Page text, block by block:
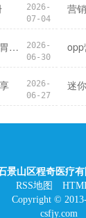
2026-
07-04
健脾胃食谱，着重性胃更健康
2026-
06-30
2026-
06-27
迷
景山区程奇医疗
RSS地图
Copyright ©
csfjy.com